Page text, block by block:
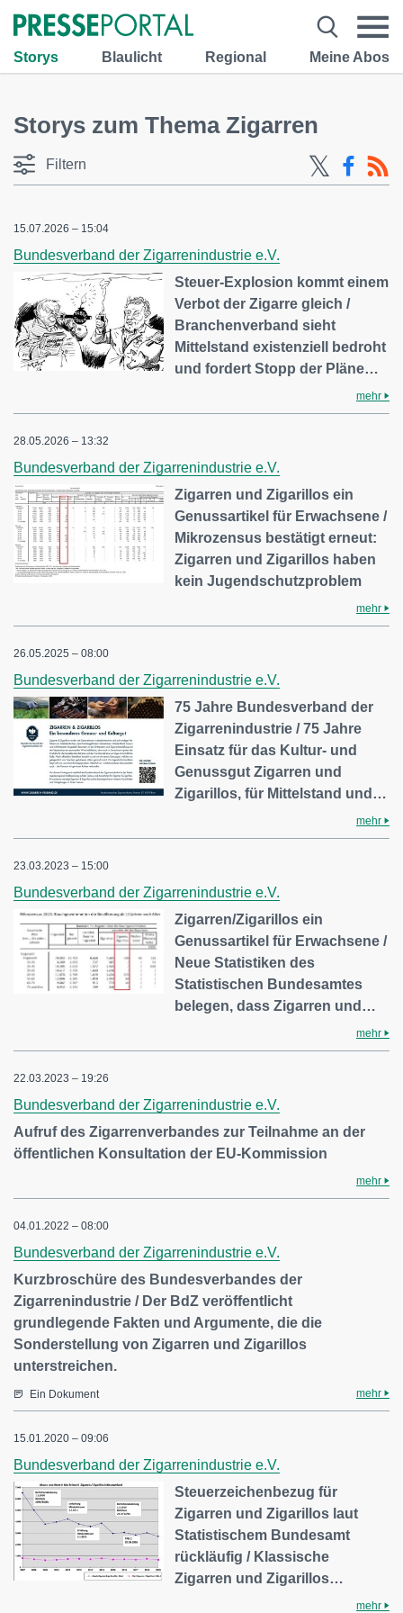
Storys Blaulicht Regional Meine Abos
Storys zum Thema Zigarren
Filtern
15.07.2026 – 15:04
Bundesverband der Zigarrenindustrie e.V.
Steuer-Explosion kommt einem
Verbot der Zigarre gleich /
Branchenverband sieht
Mittelstand existenziell bedroht
und fordert Stopp der Pläne…
mehr
28.05.2026 – 13:32
Bundesverband der Zigarrenindustrie e.V.
Zigarren und Zigarillos ein
Genussartikel für Erwachsene /
Mikrozensus bestätigt erneut:
Zigarren und Zigarillos haben
kein Jugendschutzproblem
mehr
26.05.2025 – 08:00
Bundesverband der Zigarrenindustrie e.V.
75 Jahre Bundesverband der
Zigarrenindustrie / 75 Jahre
Einsatz für das Kultur- und
Genussgut Zigarren und
Zigarillos, für Mittelstand und…
mehr
23.03.2023 – 15:00
Bundesverband der Zigarrenindustrie e.V.
Zigarren/Zigarillos ein
Genussartikel für Erwachsene /
Neue Statistiken des
Statistischen Bundesamtes
belegen, dass Zigarren und…
mehr
22.03.2023 – 19:26
Bundesverband der Zigarrenindustrie e.V.
Aufruf des Zigarrenverbandes zur Teilnahme an der
öffentlichen Konsultation der EU-Kommission
mehr
04.01.2022 – 08:00
Bundesverband der Zigarrenindustrie e.V.
Kurzbroschüre des Bundesverbandes der
Zigarrenindustrie / Der BdZ veröffentlicht
grundlegende Fakten und Argumente, die die
Sonderstellung von Zigarren und Zigarillos
unterstreichen.
Ein Dokument mehr
15.01.2020 – 09:06
Bundesverband der Zigarrenindustrie e.V.
Steuerzeichenbezug für
Zigarren und Zigarillos laut
Statistischem Bundesamt
rückläufig / Klassische
Zigarren und Zigarillos…
mehr